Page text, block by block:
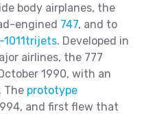
body airplanes, the
engined 747, and to
1011trijets. Developed in
airlines, the 777
1990, with an
. The prototype
and first flew that